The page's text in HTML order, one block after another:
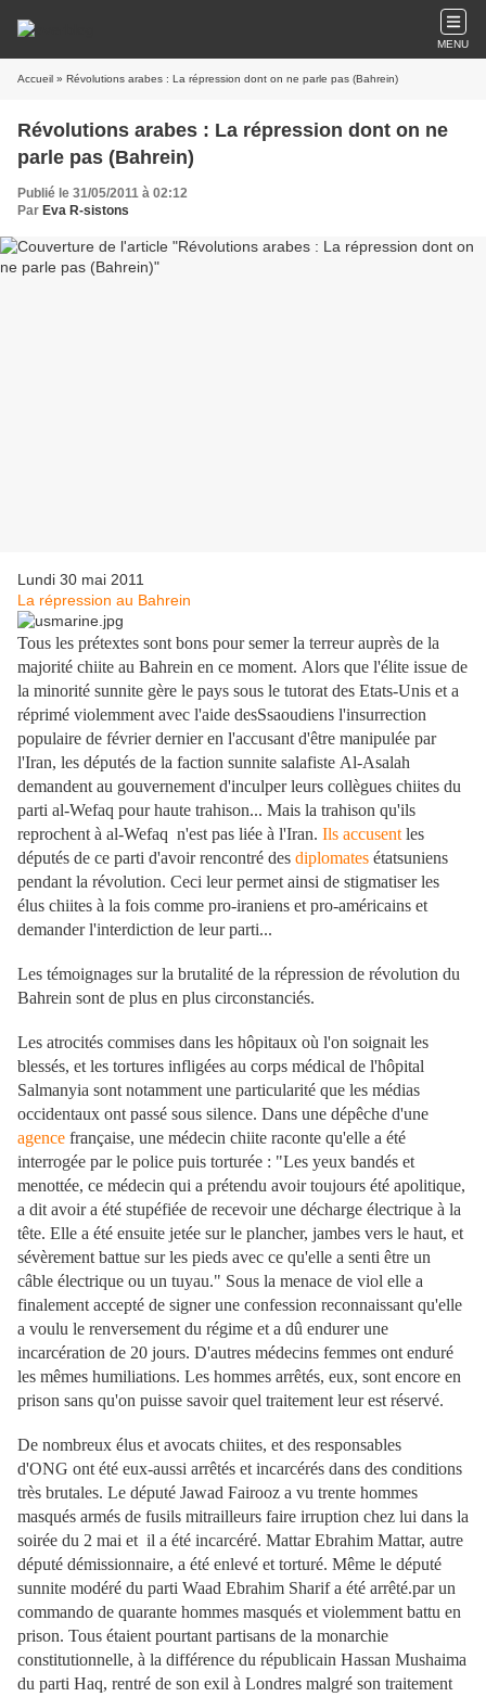
MENU
Accueil » Révolutions arabes : La répression dont on ne parle pas (Bahrein)
Révolutions arabes : La répression dont on ne
parle pas (Bahrein)
Publié le 31/05/2011 à 02:12
Par Eva R-sistons
Lundi 30 mai 2011
La répression au Bahrein
Tous les prétextes sont bons pour semer la terreur auprès de la
majorité chiite au Bahrein en ce moment. Alors que l'élite issue de
la minorité sunnite gère le pays sous le tutorat des Etats-Unis et a
réprimé violemment avec l'aide desSsaoudiens l'insurrection
populaire de février dernier en l'accusant d'être manipulée par
l'Iran, les députés de la faction sunnite salafiste Al-Asalah
demandent au gouvernement d'inculper leurs collègues chiites du
parti al-Wefaq pour haute trahison... Mais la trahison qu'ils
reprochent à al-Wefaq n'est pas liée à l'Iran. Ils accusent les
députés de ce parti d'avoir rencontré des diplomates étatsuniens
pendant la révolution. Ceci leur permet ainsi de stigmatiser les
élus chiites à la fois comme pro-iraniens et pro-américains et
demander l'interdiction de leur parti...
Les témoignages sur la brutalité de la répression de révolution du
Bahrein sont de plus en plus circonstanciés.
Les atrocités commises dans les hôpitaux où l'on soignait les
blessés, et les tortures infligées au corps médical de l'hôpital
Salmanyia sont notamment une particularité que les médias
occidentaux ont passé sous silence. Dans une dépêche d'une
agence française, une médecin chiite raconte qu'elle a été
interrogée par le police puis torturée : "Les yeux bandés et
menottée, ce médecin qui a prétendu avoir toujours été apolitique,
a dit avoir a été stupéfiée de recevoir une décharge électrique à la
tête. Elle a été ensuite jetée sur le plancher, jambes vers le haut, et
sévèrement battue sur les pieds avec ce qu'elle a senti être un
câble électrique ou un tuyau." Sous la menace de viol elle a
finalement accepté de signer une confession reconnaissant qu'elle
a voulu le renversement du régime et a dû endurer une
incarcération de 20 jours. D'autres médecins femmes ont enduré
les mêmes humiliations. Les hommes arrêtés, eux, sont encore en
prison sans qu'on puisse savoir quel traitement leur est réservé.
De nombreux élus et avocats chiites, et des responsables
d'ONG ont été eux-aussi arrêtés et incarcérés dans des conditions
très brutales. Le député Jawad Fairooz a vu trente hommes
masqués armés de fusils mitrailleurs faire irruption chez lui dans la
soirée du 2 mai et il a été incarcéré. Mattar Ebrahim Mattar, autre
député démissionnaire, a été enlevé et torturé. Même le député
sunnite modéré du parti Waad Ebrahim Sharif a été arrêté.par un
commando de quarante hommes masqués et violemment battu en
prison. Tous étaient pourtant partisans de la monarchie
constitutionnelle, à la différence du républicain Hassan Mushaima
du parti Haq, rentré de son exil à Londres malgré son traitement